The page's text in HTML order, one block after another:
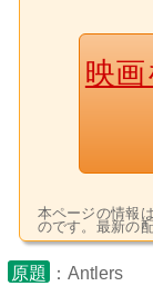
映
本ページの情報
のです。最新の
原題
：Antlers